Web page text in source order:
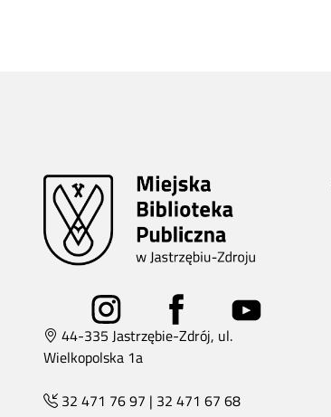
44-335 Jastrzębie-Zdrój, ul.
Wielkopolska 1a
32 471 76 97 | 32 471 67 68